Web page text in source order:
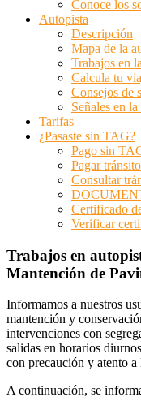
Conoce los
Autopista
Descripción
Mapa de la
Trabajos en
Calcula tu
Consejos de
Señales en
Tarifas
¿Pasaste sin TAG?
Pago sin
Pagar
Consultar
Certificado
Verificar
Trabajos en
Mantención de
Informamos a nuestros
mantención y
intervenciones con
salidas en horarios
con precaución y atento a
A continuación, se